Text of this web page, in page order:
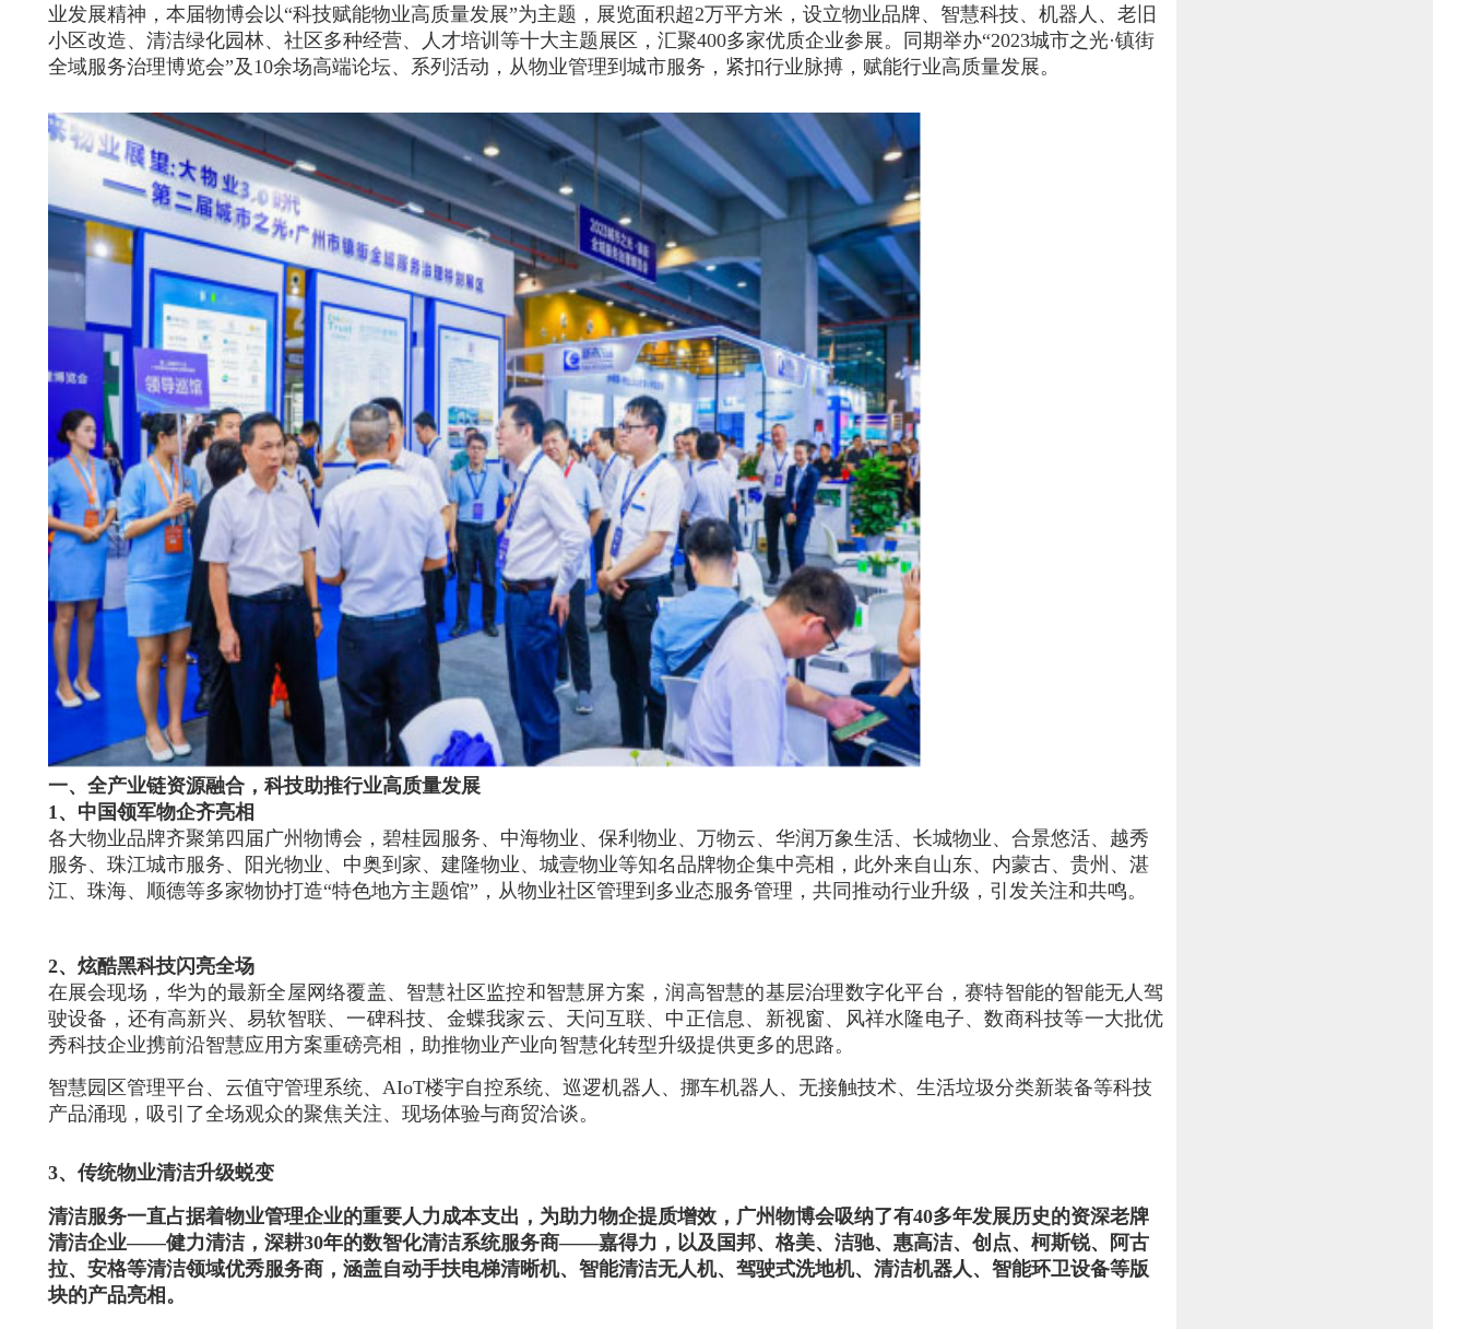
业发展精神，本届物博会以“科技赋能物业高质量发展”为主题，展览面积超2万平方米，设立物业品牌、智慧科技、机器人、老旧
小区改造、清洁绿化园林、社区多种经营、人才培训等十大主题展区，汇聚400多家优质企业参展。同期举办“2023城市之光·镇街
全域服务治理博览会”及10余场高端论坛、系列活动，从物业管理到城市服务，紧扣行业脉搏，赋能行业高质量发展。
一、全产业链资源融合，科技助推行业高质量发展
1、中国领军物企齐亮相
各大物业品牌齐聚第四届广州物博会，碧桂园服务、中海物业、保利物业、万物云、华润万象生活、长城物业、合景悠活、越秀
服务、珠江城市服务、阳光物业、中奥到家、建隆物业、城壹物业等知名品牌物企集中亮相，此外来自山东、内蒙古、贵州、湛
江、珠海、顺德等多家物协打造“特色地方主题馆”，从物业社区管理到多业态服务管理，共同推动行业升级，引发关注和共鸣。
2、炫酷黑科技闪亮全场
在展会现场，华为的最新全屋网络覆盖、智慧社区监控和智慧屏方案，润高智慧的基层治理数字化平台，赛特智能的智能无人驾
驶设备，还有高新兴、易软智联、一碑科技、金蝶我家云、天问互联、中正信息、新视窗、风祥水隆电子、数商科技等一大批优
秀科技企业携前沿智慧应用方案重磅亮相，助推物业产业向智慧化转型升级提供更多的思路。
智慧园区管理平台、云值守管理系统、AIoT楼宇自控系统、巡逻机器人、挪车机器人、无接触技术、生活垃圾分类新装备等科技
产品涌现，吸引了全场观众的聚焦关注、现场体验与商贸洽谈。
3、传统物业清洁升级蜕变
清洁服务一直占据着物业管理企业的重要人力成本支出，为助力物企提质增效，广州物博会吸纳了有40多年发展历史的资深老牌
清洁企业——健力清洁，深耕30年的数智化清洁系统服务商——嘉得力，以及国邦、格美、洁驰、惠高洁、创点、柯斯锐、阿古
拉、安格等清洁领域优秀服务商，涵盖自动手扶电梯清晰机、智能清洁无人机、驾驶式洗地机、清洁机器人、智能环卫设备等版
块的产品亮相。